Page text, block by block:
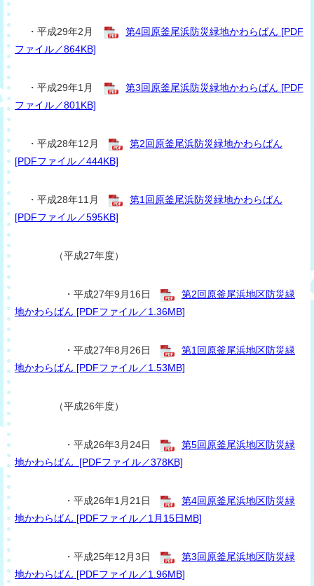
・平成29年2月
第4回原釜尾浜防災緑地かわらばん [PDF
ファイル／864KB]
・平成29年1月
第3回原釜尾浜防災緑地かわらばん [PDF
ファイル／801KB]
・平成28年12月
第2回原釜尾浜防災緑地かわらばん
[PDFファイル／444KB]
・平成28年11月
第1回原釜尾浜防災緑地かわらばん
[PDFファイル／595KB]
（平成27年度）
・平成27年9月16日
第2回原釜尾浜地区防災緑
地かわらばん [PDFファイル／1.36MB]
・平成27年8月26日
第1回原釜尾浜地区防災緑
地かわらばん [PDFファイル／1.53MB]
（平成26年度）
・平成26年3月24日
第5回原釜尾浜地区防災緑
地かわらばん [PDFファイル／378KB]
・平成26年1月21日
第4回原釜尾浜地区防災緑
地かわらばん [PDFファイル／1月15日MB]
・平成25年12月3日
第3回原釜尾浜地区防災緑
地かわらばん [PDFファイル／1.96MB]